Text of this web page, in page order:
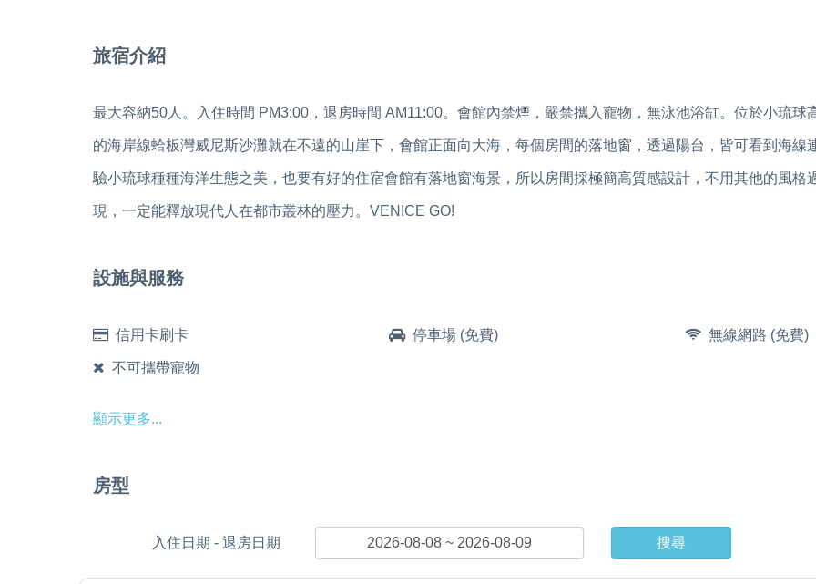
旅宿介紹
最大容納50人。入住時間 PM3:00，退房時間 AM11:00。會館內禁煙，嚴禁攜入寵物，無泳池浴缸。位於小琉球
的海岸線蛤板灣威尼斯沙灘就在不遠的山崖下，會館正面向大海，每個房間的落地窗，透過陽台，皆可看到海線
驗小琉球種種海洋生態之美，也要有好的住宿會館有落地窗海景，所以房間採極簡高質感設計，不用其他的風格
現，一定能釋放現代人在都市叢林的壓力。VENICE GO!
設施與服務
信用卡刷卡 停車場 (免費) 無線網路 (免費)
不可攜帶寵物
顯示更多...
房型
入住日期 - 退房日期 搜尋